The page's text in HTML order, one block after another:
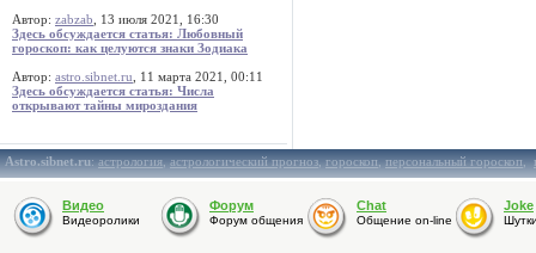
Автор: zabzab , 13 июля 2021, 16:30
Здесь обсуждается статья: Любовный
гороскоп: как целуются знаки Зодиака
Автор: astro.sibnet.ru , 11 марта 2021, 00:11
Здесь обсуждается статья: Числа
открывают тайны мироздания
Astro.sibnet.ru:астрология,астрологический прогноз,гороскоп,персональный гороскоп,
Видео
Видеоролики
Форум
Форум общения
Chat
Общение on-line
Joke